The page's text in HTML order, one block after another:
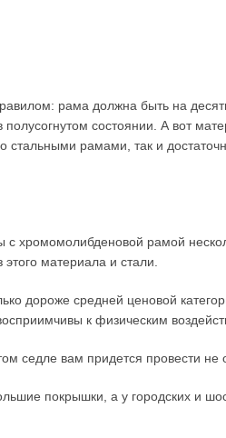
рама должна быть на
состоянии. А вот
рамами, так и
с хромомолибденовой рамой
материала и стали.
дороже средней ценовой
к физическим
седле вам придется провести не
покрышки, а у городских и